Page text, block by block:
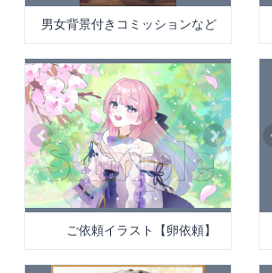
男女背景付きコミッションなど
Previous Next
ご依頼イラスト【卵依頼】